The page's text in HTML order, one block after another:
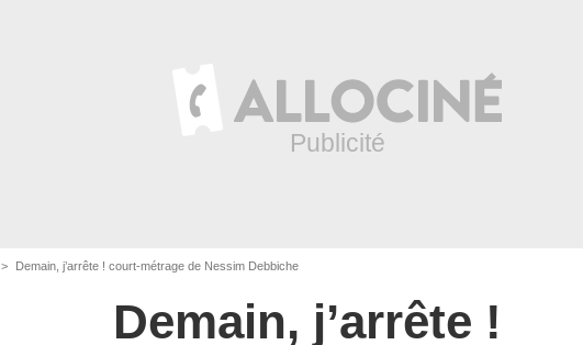
Demain, j’arrête ! court-métrage de Nessim Debbiche
Demain, j’arrête !